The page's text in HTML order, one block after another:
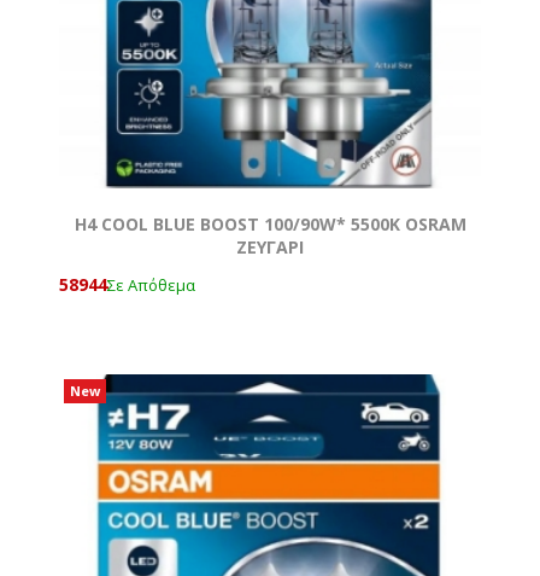
H4 COOL BLUE BOOST 100/90W* 5500K OSRAM
ΖΕΥΓΑΡΙ
58944Σε Απόθεμα
New